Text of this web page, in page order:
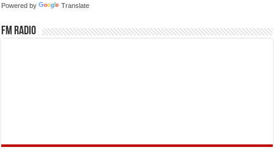
Powered by Translate
FM Radio